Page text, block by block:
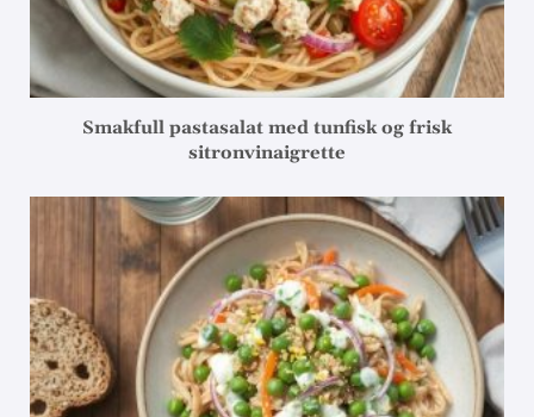
Smakfull pastasalat med tunfisk og frisk
sitronvinaigrette